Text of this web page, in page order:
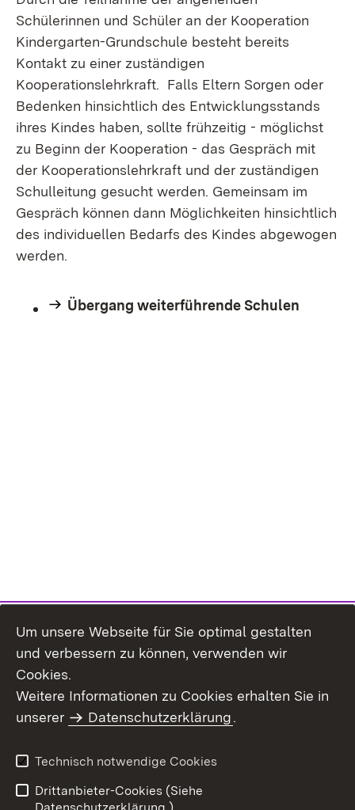
Schülerinnen und Schüler an der Kooperation
Kindergarten-Grundschule besteht bereits
Kontakt zu einer zuständigen
Kooperationslehrkraft. Falls Eltern Sorgen oder
Bedenken hinsichtlich des Entwicklungsstands
ihres Kindes haben, sollte frühzeitig - möglichst
zu Beginn der Kooperation - das Gespräch mit
der Kooperationslehrkraft und der zuständigen
Schulleitung gesucht werden. Gemeinsam im
Gespräch können dann Möglichkeiten hinsichtlich
des individuellen Bedarfs des Kindes abgewogen
werden.
Übergang weiterführende Schulen
Benutzungshinweise
Erklärung zur
Um unsere Webseite für Sie optimal gestalten
und verbessern zu können, verwenden wir
Cookies.
Weitere Informationen zu Cookies erhalten Sie in
unserer
Datenschutzerklärung.
Technisch notwendige Cookies
Drittanbieter-Cookies (Siehe